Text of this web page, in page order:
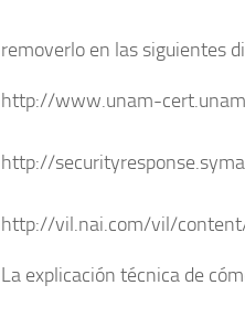
removerlo en las siguientes
http://www.unam-
http://
http://vil.nai.com/vil/
La explicación técnica de